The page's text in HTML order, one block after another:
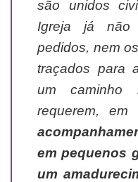
são unidos
Igreja já não
pedidos, nem
traçados para
um caminho
requerem,
em pequenos
um